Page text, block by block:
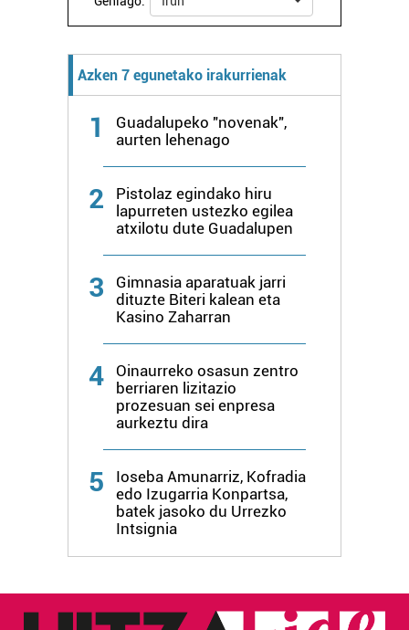
Azken 7 egunetako irakurrienak
1
Guadalupeko "novenak",
aurten lehenago
2
Pistolaz egindako hiru
lapurreten ustezko egilea
atxilotu dute Guadalupen
3
Gimnasia aparatuak jarri
dituzte Biteri kalean eta
Kasino Zaharran
4
Oinaurreko osasun zentro
berriaren lizitazio
prozesuan sei enpresa
aurkeztu dira
5
Ioseba Amunarriz, Kofradia
edo Izugarria Konpartsa,
batek jasoko du Urrezko
Intsignia